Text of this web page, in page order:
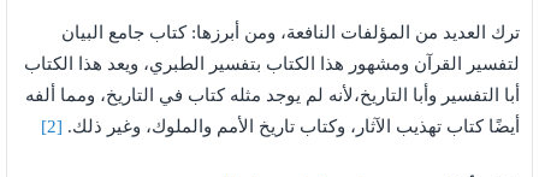
ترك العديد من المؤلفات النافعة، ومن أبرزها: كتاب جامع البيان
لتفسير القرآن ومشهور هذا الكتاب بتفسير الطبري، ويعد هذا الكتاب
أبا التفسير وأبا التاريخ،لأنه لم يوجد مثله كتاب في التاريخ، ومما ألفه
أيضًا كتاب تهذيب الآثار، وكتاب تاريخ الأمم والملوك، وغير ذلك. [2]